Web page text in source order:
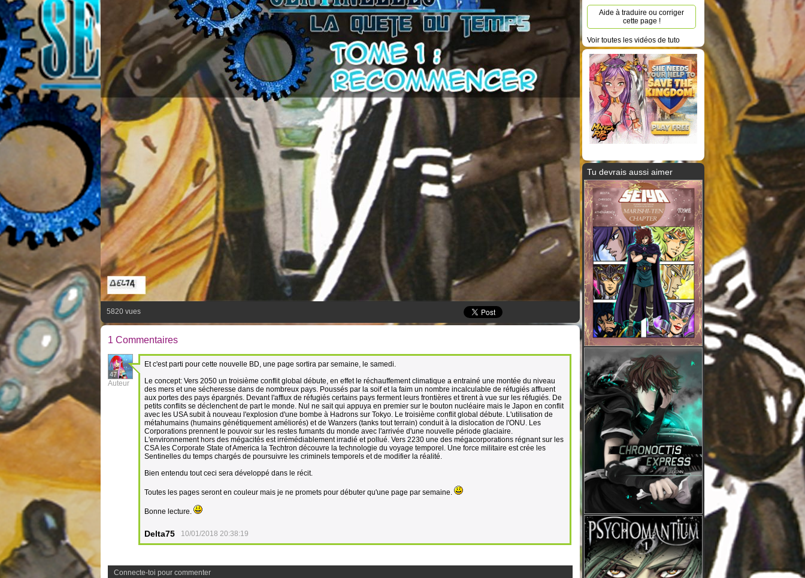
5820 vues
1 Commentaires
47
Auteur
Et c'est parti pour cette nouvelle BD, une page sortira par semaine, le samedi.
Le concept: Vers 2050 un troisième conflit global débute, en effet le réchauffement climatique a entrainé une montée du niveau
des mers et une sécheresse dans de nombreux pays. Poussés par la soif et la faim un nombre incalculable de réfugiés affluent
aux portes des pays épargnés. Devant l'afflux de réfugiés certains pays ferment leurs frontières et tirent à vue sur les réfugiés. De
petits conflits se déclenchent de part le monde. Nul ne sait qui appuya en premier sur le bouton nucléaire mais le Japon en conflit
avec les USA subit à nouveau l'explosion d'une bombe à Hadrons sur Tokyo. Le troisième conflit global débute. L'utilisation de
métahumains (humains génétiquement améliorés) et de Wanzers (tanks tout terrain) conduit à la dislocation de l'ONU. Les
Corporations prennent le pouvoir sur les restes fumants du monde avec l'arrivée d'une nouvelle période glaciaire.
L'environnement hors des mégacités est irrémédiablement irradié et pollué. Vers 2230 une des mégacorporations régnant sur les
CSA les Corporate State of America la Techtron découvre la technologie du voyage temporel. Une force militaire est crée les
Sentinelles du temps chargés de poursuivre les criminels temporels et de modifier la réalité.
Bien entendu tout ceci sera développé dans le récit.
Toutes les pages seront en couleur mais je ne promets pour débuter qu'une page par semaine.
Bonne lecture.
Delta75 10/01/2018 20:38:19
Connecte-toi pour commenter
Aide à traduire ou corriger
cette page !
Voir toutes les vidéos de tuto
Tu devrais aussi aimer